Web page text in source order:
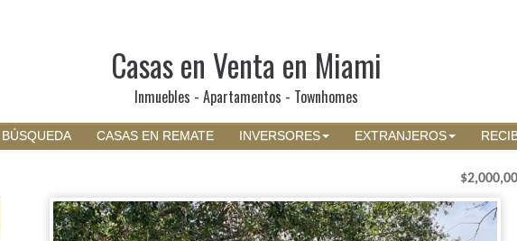
Casas en Venta en Miami
Inmuebles - Apartamentos - Townhomes
BÚSQUEDA CASAS EN REMATE INVERSORES EXTRANJEROS